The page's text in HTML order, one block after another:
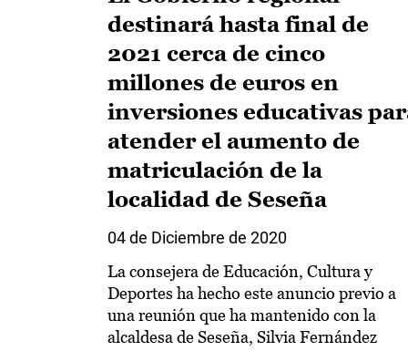
destinará hasta final de
2021 cerca de cinco
millones de euros en
inversiones educativas
atender el aumento de
matriculación de la
localidad de Seseña
04 de Diciembre de 2020
La consejera de Educación, Cultura y
Deportes ha hecho este anuncio previo a
una reunión que ha mantenido con la
alcaldesa de Seseña, Silvia Fernández